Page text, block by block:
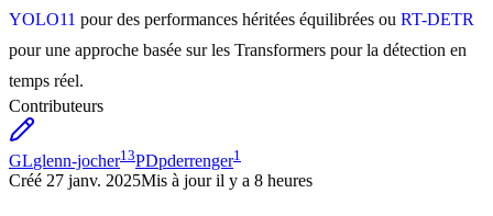
YOLO11 pour des performances héritées équilibrées ou RT-DETR
pour une approche basée sur les Transformers pour la détection en
temps réel.
Contributeurs
GLglenn-jocher13PDpderrenger1
Créé 27 janv. 2025Mis à jour il y a 8 heures